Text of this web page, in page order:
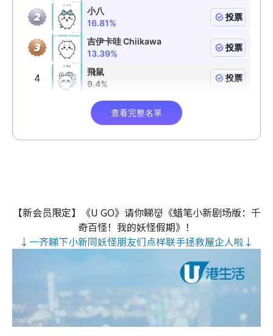
【新会员限定】《U GO》请你睇👹《蜡笔小新剧场版：千
奇百怪！我的妖怪假期》！
↓一齐睇下小新同妖怪朋友们点样联手拯救屋企人啦↓